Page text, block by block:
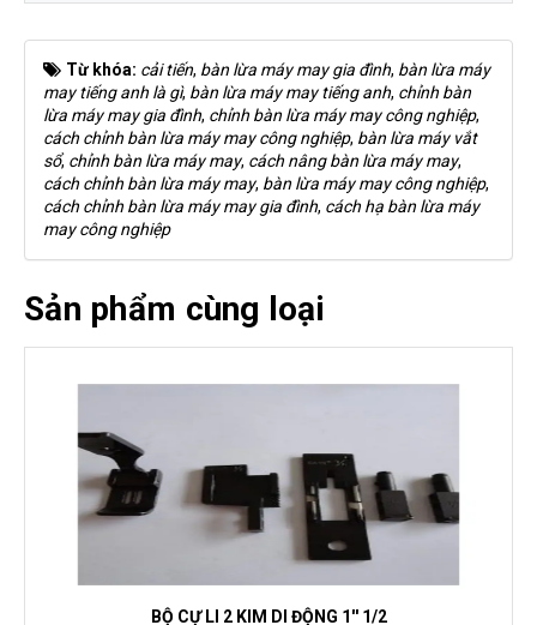
Từ khóa: cải tiến, bàn lừa máy may gia đình, bàn lừa máy
may tiếng anh là gì, bàn lừa máy may tiếng anh, chỉnh bàn
lừa máy may gia đình, chỉnh bàn lừa máy may công nghiệp,
cách chỉnh bàn lừa máy may công nghiệp, bàn lừa máy vắt
sổ, chỉnh bàn lừa máy may, cách nâng bàn lừa máy may,
cách chỉnh bàn lừa máy may, bàn lừa máy may công nghiệp,
cách chỉnh bàn lừa máy may gia đình, cách hạ bàn lừa máy
may công nghiệp
Sản phẩm cùng loại
BỘ CỰ LI 2 KIM DI ĐỘNG 1'' 1/2
CÀNG CỬ LAI 1 KIM